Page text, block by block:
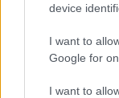
device
I want to
Google for
I want to